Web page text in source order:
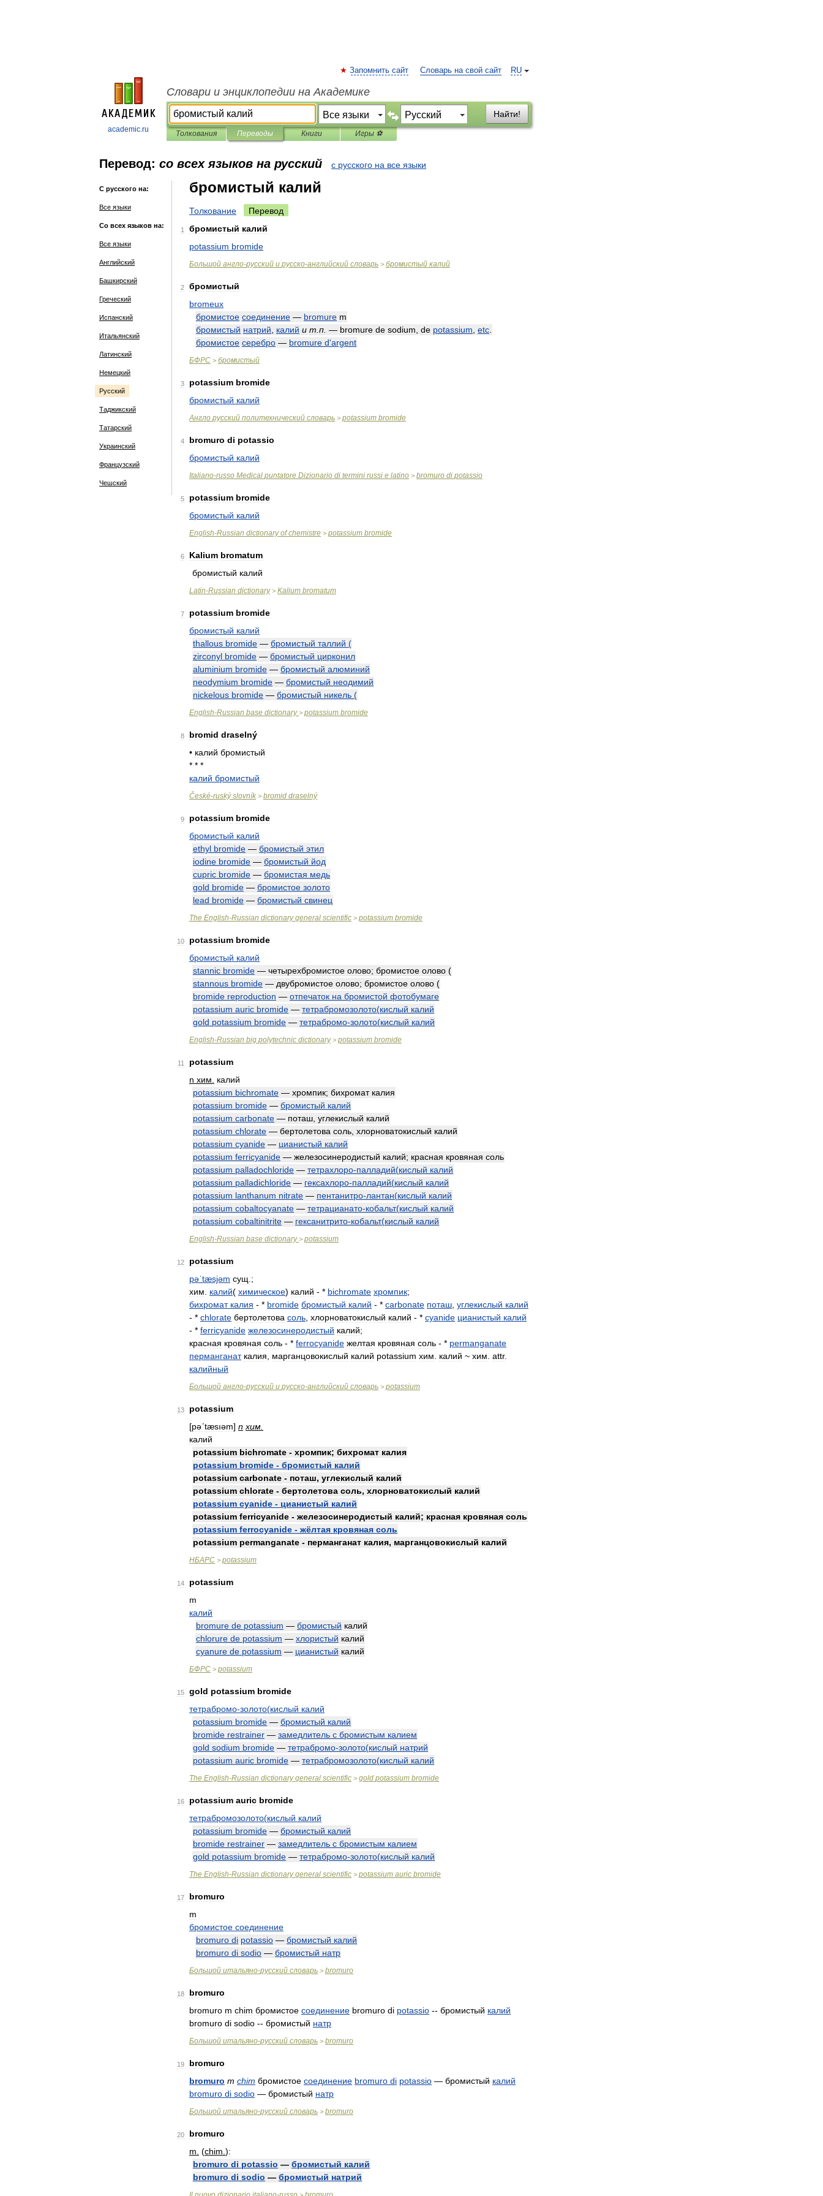
academic.ru
RU
Запомнить сайт Словарь на свой сайт
Словари и энциклопедии на Академике
Найти!
Толкования Переводы Книги Игры ⚽
Перевод: со всех языков на русский с русского на все языки
С русского на:
Все языки
Со всех языков на:
Все языки
Английский
Башкирский
Греческий
Испанский
Итальянский
Латинский
Немецкий
Русский
Таджикский
Татарский
Украинский
Французский
Чешский
бромистый калий
Толкование Перевод
1 бромистый калий
potassium bromide
Большой англо-русский и русско-английский словарь > бромистый калий
2
бромистый
bromeux
бромистое соединение — bromure m
бромистый натрий калий и т п — bromure de sodium de potassium etc
бромистое серебро — bromure d'argent
БФРС > бромистый
3 potassium bromide
бромистый калий
Англо русский политехнический словарь > potassium bromide
4 bromuro di potassio
бромистый калий
Italiano-russo Medical puntatore Dizionario di termini russi e latino > bromuro di potassio
5 potassium bromide
бромистый калий
English-Russian dictionary of chemistre > potassium bromide
6 Kalium bromatum
бромистый калий
Latin-Russian dictionary> Kalium bromatum
7 potassium bromide
бромистый калий
thallous bromide — бромистый таллий (
zirconyl bromide — бромистый цирконил
aluminium bromide — бромистый алюминий
neodymium bromide — бромистый неодимий
nickelous bromide — бромистый никель (
English-Russian base dictionary > potassium bromide
8 bromid draselný
• калий бромистый
* * *
калий бромистый
České-ruský slovník > bromid draselný
9 potassium bromide
бромистый калий
ethyl bromide — бромистый этил
iodine bromide — бромистый йод
cupric bromide — бромистая медь
gold bromide — бромистое золото
lead bromide — бромистый свинец
The English-Russian dictionary general scientific > potassium bromide
10 potassium bromide
бромистый калий
stannic bromide — четырехбромистое олово; бромистое олово (
stannous bromide — двубромистое олово; бромистое олово (
bromide reproduction — отпечаток на бромистой фотобумаге
potassium auric bromide — тетрабромозолото(кислый калий
gold potassium bromide — тетрабромо-золото(кислый калий
English-Russian big polytechnic dictionary> potassium bromide
11
potassium
n хим
калий
potassium bichromate — хромпик; бихромат калия
potassium bromide — бромистый калий
potassium carbonate — поташ углекислый калий
potassium chlorate — бертолетова соль хлорноватокислый калий
potassium cyanide — цианистый калий
potassium ferricyanide — железосинеродистый калий; красная кровяная соль
potassium palladochloride — тетрахлоро-палладий(кислый калий
potassium palladichloride — гексахлоро-палладий(кислый калий
potassium lanthanum nitrate — пентанитро-лантан(кислый калий
potassium cobaltocyanate — тетрацианато-кобальт(кислый калий
potassium cobaltinitrite — гексанитрито-кобальт(кислый калий
English-Russian base dictionary > potassium
12
potassium
pəˈtæsjəm сущ .;
хим
калий( химическое) калий - * bichromate хромпик;
бихромат калия - * bromide бромистый калий - * carbonate поташ углекислый калий
- * chlorate бертолетова соль хлорноватокислый калий - * cyanide цианистый калий
- * ferricyanide железосинеродистый калий;
красная кровяная соль - * ferrocyanide желтая кровяная соль - * permanganate
перманганат калия марганцовокислый калий potassium хим калий ~ хим attr.
калийный
Большой англо-русский и русско-английский словарь > potassium
13
potassium
[pəʹtæsıəm] n хим
калий
potassium bichromate - хромпик; бихромат калия
potassium bromide - бромистый калий
potassium carbonate - поташ, углекислый калий
potassium chlorate - бертолетова соль, хлорноватокислый калий
potassium cyanide - цианистый калий
potassium ferricyanide - железосинеродистый калий; красная кровяная соль
potassium ferrocyanide - жёлтая кровяная соль
potassium permanganate - перманганат калия, марганцовокислый калий
НБАРС > potassium
14
potassium
m
калий
bromure de potassium — бромистый калий
chlorure de potassium — хлористый калий
cyanure de potassium — цианистый калий
БФРС > potassium
15 gold potassium bromide
тетрабромо-золото(кислый калий
potassium bromide — бромистый калий
bromide restrainer — замедлитель с бромистым калием
gold sodium bromide — тетрабромо-золото(кислый натрий
potassium auric bromide — тетрабромозолото(кислый калий
The English-Russian dictionary general scientific > gold potassium bromide
16 potassium auric bromide
тетрабромозолото(кислый калий
potassium bromide — бромистый калий
bromide restrainer — замедлитель с бромистым калием
gold potassium bromide — тетрабромо-золото(кислый калий
The English-Russian dictionary general scientific > potassium auric bromide
17
bromuro
m
бромистое соединение
bromuro di potassio — бромистый калий
bromuro di sodio — бромистый натр
Большой итальяно-русский словарь > bromuro
18
bromuro
bromuro m chim бромистое соединение bromuro di potassio -- бромистый калий
bromuro di sodio -- бромистый натр
Большой итальяно-русский словарь > bromuro
19
bromuro
bromuro m chim бромистое соединение bromuro di potassio — бромистый калий
bromuro di sodio — бромистый натр
Большой итальяно-русский словарь > bromuro
20
bromuro
m (chim ):
bromuro di potassio — бромистый калий
bromuro di sodio — бромистый натрий